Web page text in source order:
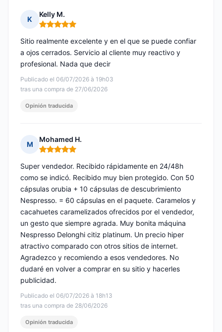
K
Kelly M.
Nota: 5 de 5
Publicado el 06/07/2026 à 19h03
tras una compra de 27/06/2026
Sitio realmente excelente y en el que se puede confiar
a ojos cerrados. Servicio al cliente muy reactivo y
profesional. Nada que decir
Opinión traducida
M
Mohamed H.
Nota: 5 de 5
Publicado el 06/07/2026 à 18h13
tras una compra de 28/06/2026
Super vendedor. Recibido rápidamente en 24/48h
como se indicó. Recibido muy bien protegido. Con 50
cápsulas orubia + 10 cápsulas de descubrimiento
Nespresso. = 60 cápsulas en el paquete. Caramelos y
cacahuetes caramelizados ofrecidos por el vendedor,
un gesto que siempre agrada. Muy bonita máquina
Nespresso Delonghi citiz platinum. Un precio hiper
atractivo comparado con otros sitios de internet.
Agradezco y recomiendo a esos vendedores. No
dudaré en volver a comprar en su sitio y hacerles
publicidad.
Opinión traducida